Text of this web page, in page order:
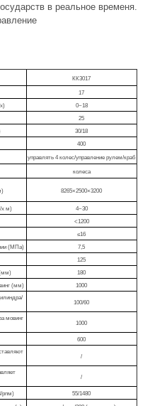
в реальное временя.
КК3017
17
0~18
25
30/18
400
управлять 4 колес/управление рулем/краб
колеса
8265×2500×3200
х м)
4~30
<1200
≤16
(МПа)
7,5
125
(мм)
180
(мм)
1000
100/60
мовинг
1000
600
/
/
рпм) 55/1480